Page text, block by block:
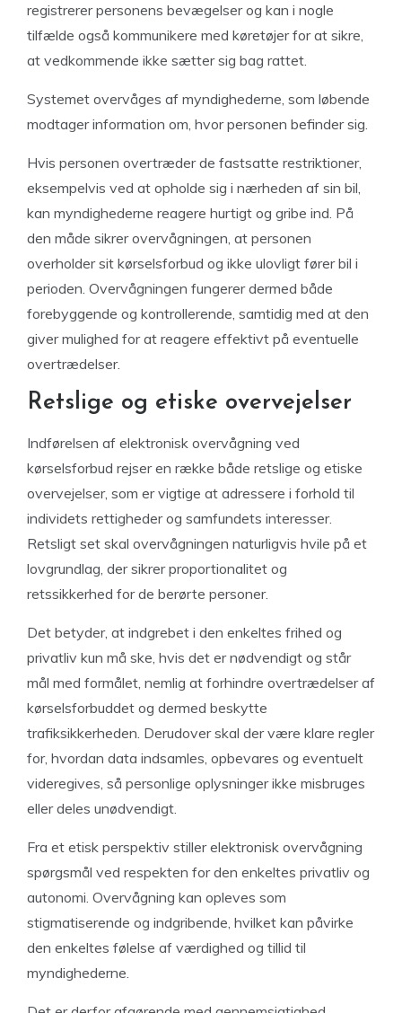
registrerer personens bevægelser og kan i nogle
tilfælde også kommunikere med køretøjer for at sikre,
at vedkommende ikke sætter sig bag rattet.
Systemet overvåges af myndighederne, som løbende
modtager information om, hvor personen befinder sig.
Hvis personen overtræder de fastsatte restriktioner,
eksempelvis ved at opholde sig i nærheden af sin bil,
kan myndighederne reagere hurtigt og gribe ind. På
den måde sikrer overvågningen, at personen
overholder sit kørselsforbud og ikke ulovligt fører bil i
perioden. Overvågningen fungerer dermed både
forebyggende og kontrollerende, samtidig med at den
giver mulighed for at reagere effektivt på eventuelle
overtrædelser.
Retslige og etiske overvejelser
Indførelsen af elektronisk overvågning ved
kørselsforbud rejser en række både retslige og etiske
overvejelser, som er vigtige at adressere i forhold til
individets rettigheder og samfundets interesser.
Retsligt set skal overvågningen naturligvis hvile på et
lovgrundlag, der sikrer proportionalitet og
retssikkerhed for de berørte personer.
Det betyder, at indgrebet i den enkeltes frihed og
privatliv kun må ske, hvis det er nødvendigt og står
mål med formålet, nemlig at forhindre overtrædelser af
kørselsforbuddet og dermed beskytte
trafiksikkerheden. Derudover skal der være klare regler
for, hvordan data indsamles, opbevares og eventuelt
videregives, så personlige oplysninger ikke misbruges
eller deles unødvendigt.
Fra et etisk perspektiv stiller elektronisk overvågning
spørgsmål ved respekten for den enkeltes privatliv og
autonomi. Overvågning kan opleves som
stigmatiserende og indgribende, hvilket kan påvirke
den enkeltes følelse af værdighed og tillid til
myndighederne.